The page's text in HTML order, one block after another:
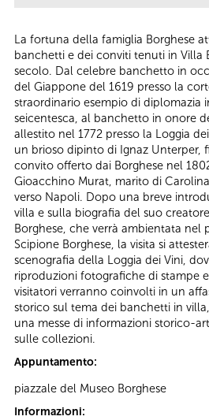
La fortuna della famiglia Borghese
banchetti e dei conviti tenuti in Villa
secolo. Dal celebre banchetto in
del Giappone del 1619 presso la
straordinario esempio di diplomazia
seicentesca, al banchetto in onore
allestito nel 1772 presso la Loggia
un brioso dipinto di Ignaz Unterper,
convito offerto dai Borghese nel
Gioacchino Murat, marito di
verso Napoli. Dopo una breve
villa e sulla biografia del suo
Borghese, che verrà ambientata nel
Scipione Borghese, la visita si
scenografia della Loggia dei Vini,
riproduzioni fotografiche di stampe
visitatori verranno coinvolti in un
storico sul tema dei banchetti in
una messe di informazioni storico-
sulle collezioni.
Appuntamento:
piazzale del Museo Borghese
Informazioni: